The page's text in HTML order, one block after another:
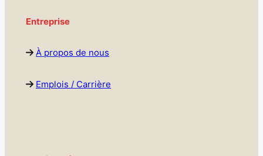
Entreprise
À propos de nous
Emplois / Carrière